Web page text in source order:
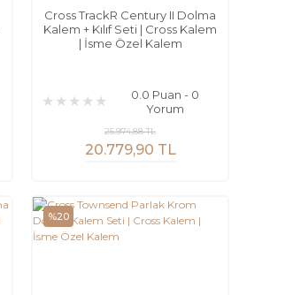
Cross TrackR Century II Dolma
Kalem + Kılıf Seti | Cross Kalem
| İsme Özel Kalem
0.0 Puan - 0
Yorum
20.779,90 TL
25.974,88 TL
%20